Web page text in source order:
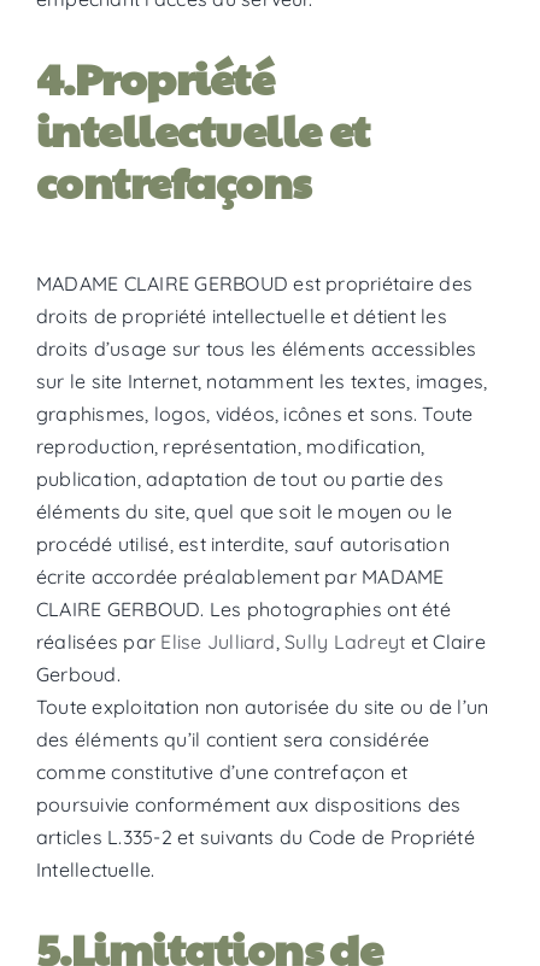
4.Propriété
intellectuelle et
contrefaçons
MADAME CLAIRE GERBOUD est propriétaire des
droits de propriété intellectuelle et détient les
droits d’usage sur tous les éléments accessibles
sur le site Internet, notamment les textes, images,
graphismes, logos, vidéos, icônes et sons. Toute
reproduction, représentation, modification,
publication, adaptation de tout ou partie des
éléments du site, quel que soit le moyen ou le
procédé utilisé, est interdite, sauf autorisation
écrite accordée préalablement par MADAME
CLAIRE GERBOUD. Les photographies ont été
réalisées par Elise Julliard ,Sully Ladreyt et Claire
Gerboud.
Toute exploitation non autorisée du site ou de l’un
des éléments qu’il contient sera considérée
comme constitutive d’une contrefaçon et
poursuivie conformément aux dispositions des
articles L.335-2 et suivants du Code de Propriété
Intellectuelle.
5.Limitations de